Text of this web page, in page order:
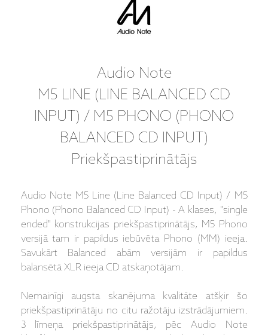
Audio Note
M5 LINE (LINE BALANCED CD
INPUT) / M5 PHONO (PHONO
BALANCED CD INPUT)
Priekšpastiprinātājs
Audio Note M5 Line (Line Balanced CD Input) / M5
Phono (Phono Balanced CD Input) - A klases, "single
ended" konstrukcijas priekšpastiprinātājs, M5 Phono
versijā tam ir papildus iebūvēta Phono (MM) ieeja.
Savukārt Balanced abām versijām ir papildus
balansētā XLR ieeja CD atskaņotājam.
Nemainīgi augsta skanējuma kvalitāte atšķir šo
priekšpastiprinātāju no citu ražotāju izstrādājumiem.
3 līmeņa priekšpastiprinātājs, pēc Audio Note